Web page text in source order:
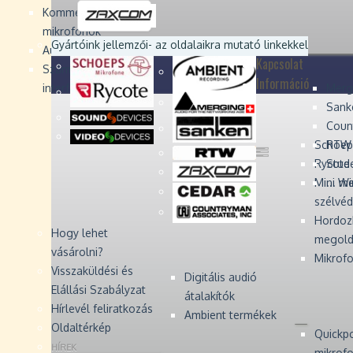
Kommentátor-
mikrofonok
Audio Monitors
Számítógépes audió
interfész
Rycote
Mini
Digitális audió
átalakítók
Ambient termékek
...
Devices
Devices
Zaxcom
Zaxcom
Gyártóink jellemzői- az oldalaikra mutató linkekkel
Kapcsolat
Információ
Hogy lehet
vásárolni?
Visszaküldési és
Elállási Szabályzat
Hírlevél feliratkozás
Oldaltérkép
HÍREK